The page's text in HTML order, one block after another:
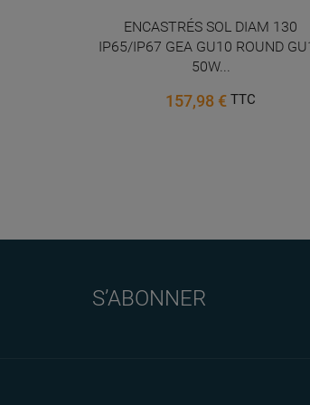
ENCASTRÉS SOL DIAM 130
IP65/IP67 GEA GU10 ROUND
50W...
157,98 €TTC
S’ABONNER